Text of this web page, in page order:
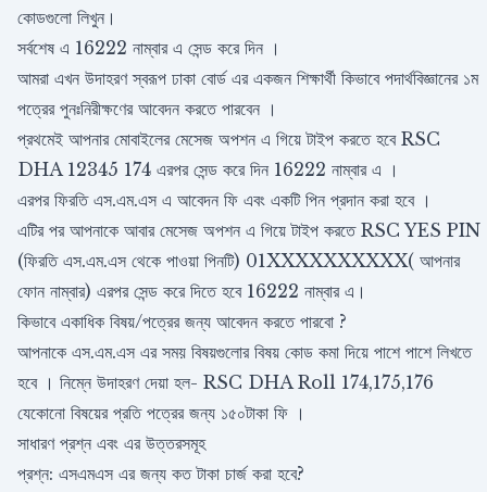
কোডগুলো লিখুন।
সর্বশেষ এ 16222 নাম্বার এ সেন্ড করে দিন ।
আমরা এখন উদাহরণ স্বরূপ ঢাকা বোর্ড এর একজন শিক্ষার্থী কিভাবে পদার্থবিজ্ঞানের ১ম
পত্রের পুনঃনিরীক্ষণের আবেদন করতে পারবেন ।
প্রথমেই আপনার মোবাইলের মেসেজ অপশন এ গিয়ে টাইপ করতে হবে RSC
DHA 12345 174 এরপর সেন্ড করে দিন 16222 নাম্বার এ ।
এরপর ফিরতি এস.এম.এস এ আবেদন ফি এবং একটি পিন প্রদান করা হবে ।
এটির পর আপনাকে আবার মেসেজ অপশন এ গিয়ে টাইপ করতে RSC YES PIN
(ফিরতি এস.এম.এস থেকে পাওয়া পিনটি) 01XXXXXXXXXX( আপনার
ফোন নাম্বার) এরপর সেন্ড করে দিতে হবে 16222 নাম্বার এ।
কিভাবে একাধিক বিষয়/পত্রের জন্য আবেদন করতে পারবো ?
আপনাকে এস.এম.এস এর সময় বিষয়গুলোর বিষয় কোড কমা দিয়ে পাশে পাশে লিখতে
হবে । নিম্নে উদাহরণ দেয়া হল- RSC DHA Roll 174,175,176
যেকোনো বিষয়ের প্রতি পত্রের জন্য ১৫০টাকা ফি ।
সাধারণ প্রশ্ন এবং এর উত্তরসমূহ
প্রশ্ন: এসএমএস এর জন্য কত টাকা চার্জ করা হবে?